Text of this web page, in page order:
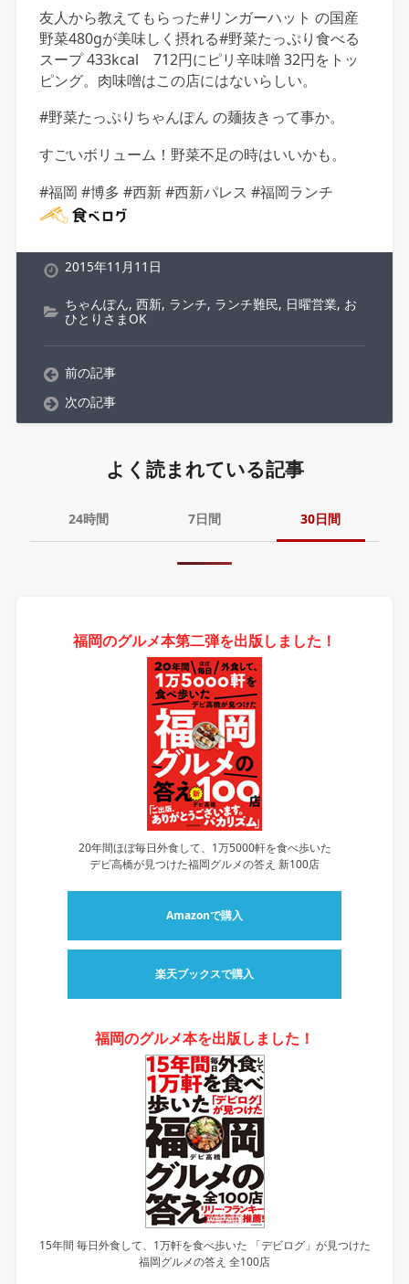
友人から教えてもらった#リンガーハット の国産
野菜480gが美味しく摂れる#野菜たっぷり食べる
スープ 433kcal 712円にピリ辛味噌 32円をトッ
ピング。肉味噌はこの店にはないらしい。
#野菜たっぷりちゃんぽん の麺抜きって事か。
すごいボリューム！野菜不足の時はいいかも。
#福岡 #博多 #西新 #西新パレス #福岡ランチ
2015年11月11日
ちゃんぽん, 西新, ランチ, ランチ難民, 日曜営業, お
ひとりさまOK
前の記事
次の記事
よく読まれている記事
24時間 7日間 30日間
福岡のグルメ本第二弾を出版しました！
20年間ほぼ毎日外食して、1万5000軒を食べ歩いた
デビ高橋が見つけた福岡グルメの答え 新100店
Amazonで購入
楽天ブックスで購入
福岡のグルメ本を出版しました！
15年間 毎日外食して、1万軒を食べ歩いた 「デビログ」が見つけた
福岡グルメの答え 全100店